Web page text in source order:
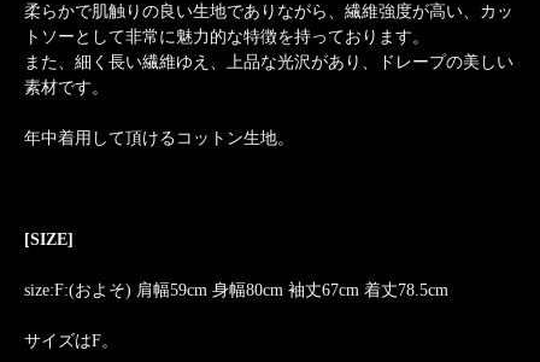
柔らかで肌触りの良い生地でありながら、繊維強度が高い、カッ
トソーとして非常に魅力的な特徴を持っております。
また、細く長い繊維ゆえ、上品な光沢があり、ドレープの美しい
素材です。
年中着用して頂けるコットン生地。
[SIZE]
size:F:(およそ) 肩幅59cm 身幅80cm 袖丈67cm 着丈78.5cm
サイズはF。